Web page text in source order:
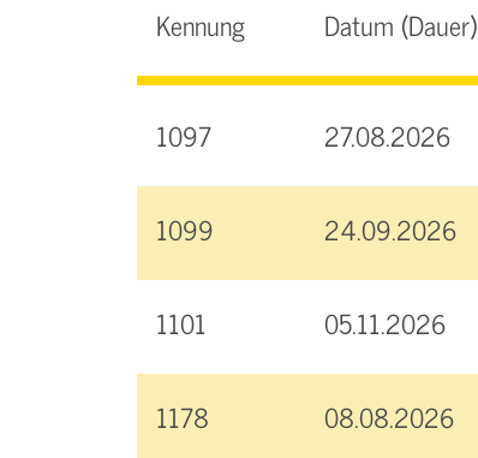
Kennung Datum (Dauer)
1097 27.08.2026
1099 24.09.2026
1101 05.11.2026
1178 08.08.2026